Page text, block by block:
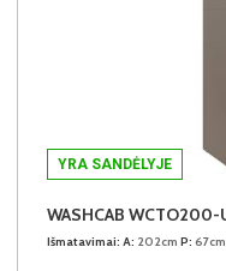
YRA SANDĖLYJE
Išmatavimai: A: 202cm P: 67cm